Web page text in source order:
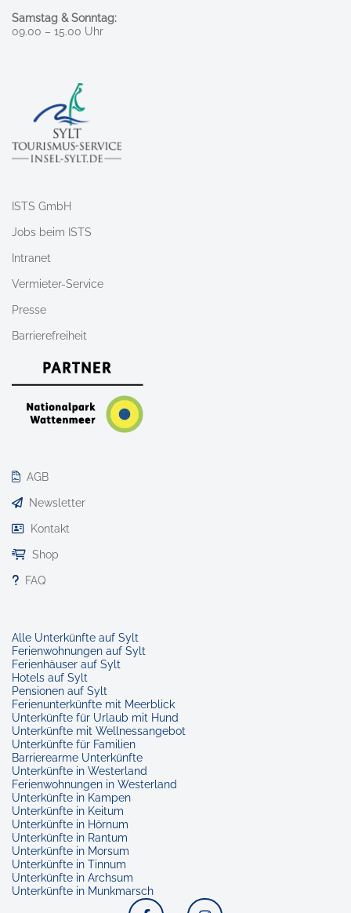
Samstag & Sonntag:
09.00 – 15.00 Uhr
ISTS GmbH
Jobs beim ISTS
Intranet
Vermieter-Service
Presse
Barrierefreiheit
AGB
Newsletter
Kontakt
Shop
FAQ
Alle Unterkünfte auf Sylt
Ferienwohnungen auf Sylt
Ferienhäuser auf Sylt
Hotels auf Sylt
Pensionen auf Sylt
Ferienunterkünfte mit Meerblick
Unterkünfte für Urlaub mit Hund
Unterkünfte mit Wellnessangebot
Unterkünfte für Familien
Barrierearme Unterkünfte
Unterkünfte in Westerland
Ferienwohnungen in Westerland
Unterkünfte in Kampen
Unterkünfte in Keitum
Unterkünfte in Hörnum
Unterkünfte in Rantum
Unterkünfte in Morsum
Unterkünfte in Tinnum
Unterkünfte in Archsum
Unterkünfte in Munkmarsch